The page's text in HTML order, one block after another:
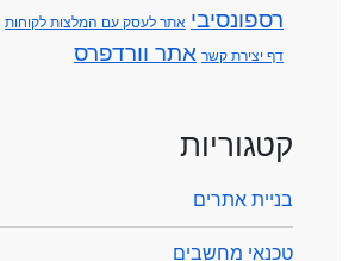
רספונסיבי אתר לעסק עם המלצות לקוחות
דף יצירת קשר אתר וורדפרס
קטגוריות
בניית אתרים
טכנאי מחשבים